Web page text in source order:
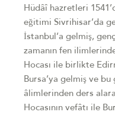
Hüdâî hazretleri
eğitimi Sivrihisar’da
İstanbul’a gelmiş,
zamanın fen
Hocası ile birlikte
Bursa’ya gelmiş ve
âlimlerinden ders
Hocasının vefâtı ile